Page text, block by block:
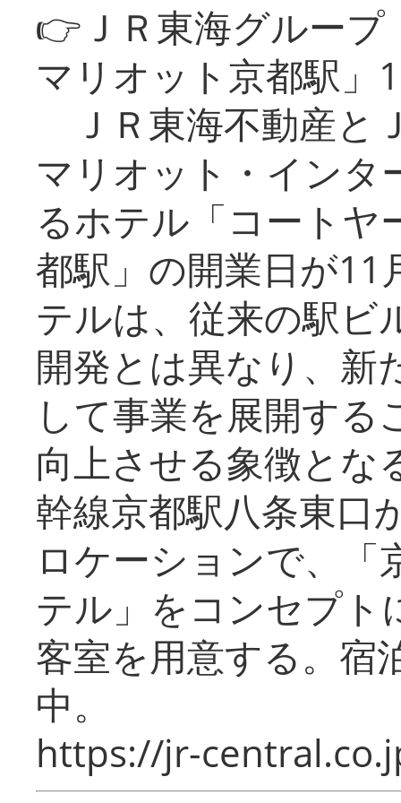
👉ＪＲ東海グルー
マリオット京都駅」
ＪＲ東海不動産と
マリオット・インタ
るホテル「コートヤ
都駅」の開業日が11
テルは、従来の駅ビ
開発とは異なり、新
して事業を展開する
向上させる象徴とな
幹線京都駅八条東口
ロケーションで、「
テル」をコンセプト
客室を用意する。宿
中。
https://jr-